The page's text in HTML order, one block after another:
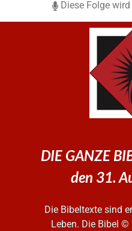
Diese Folge
DIE GANZE
den 31.
Die Bibeltexte sind
Leben. Die Bibel ©